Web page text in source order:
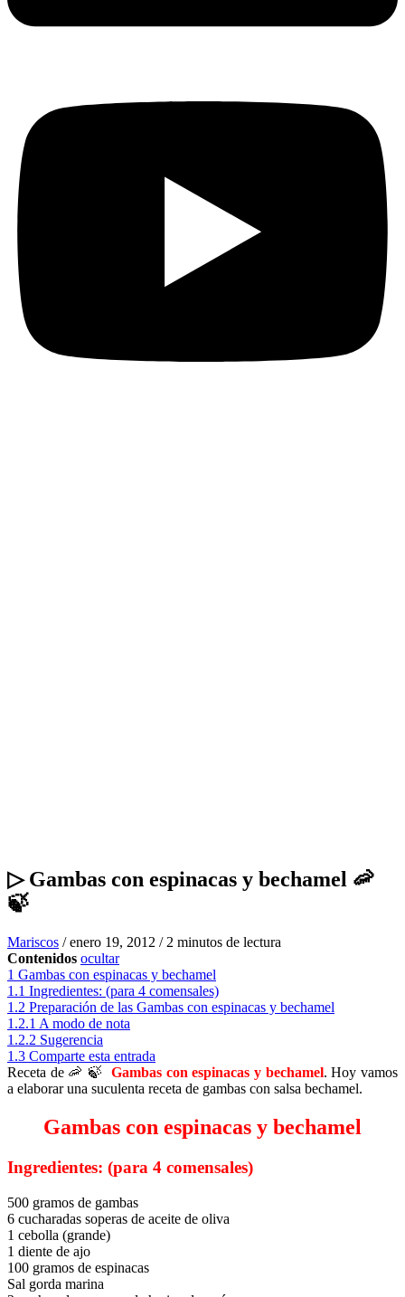
▷ Gambas con espinacas y bechamel 🦐
🍃
Mariscos /enero 19, 2012 / 2 minutos de lectura
Contenidos ocultar
1 Gambas con espinacas y bechamel
1.1 Ingredientes: (para 4 comensales)
1.2 Preparación de las Gambas con espinacas y bechamel
1.2.1 A modo de nota
1.2.2 Sugerencia
1.3 Comparte esta entrada
Receta de 🦐 🍃 Gambas con espinacas y bechamel. Hoy vamos
a elaborar una suculenta receta de gambas con salsa bechamel.
Gambas con espinacas y bechamel
Ingredientes: (para 4 comensales)
500 gramos de gambas
6 cucharadas soperas de aceite de oliva
1 cebolla (grande)
1 diente de ajo
100 gramos de espinacas
Sal gorda marina